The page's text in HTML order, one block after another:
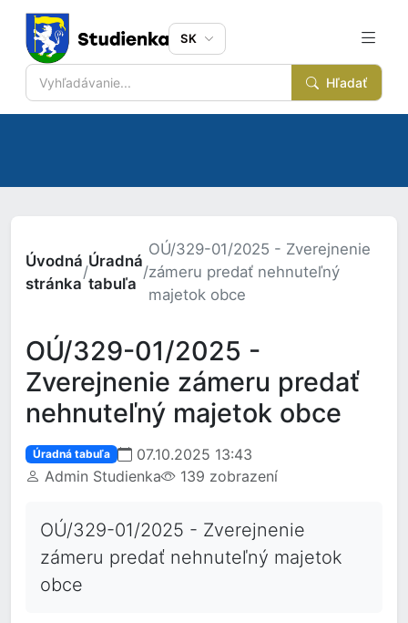
Hľadať
SK
Úvodná
stránka
/
Úradná
tabuľa
/
OÚ/329-01/2025 - Zverejnenie
zámeru predať nehnuteľný
majetok obce
OÚ/329-01/2025 -
Zverejnenie zámeru predať
nehnuteľný majetok obce
Úradná tabuľa
07.10.2025 13:43
Admin Studienka
139 zobrazení
OÚ/329-01/2025 - Zverejnenie
zámeru predať nehnuteľný majetok
obce